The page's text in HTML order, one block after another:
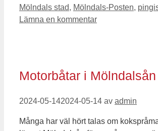
Mölndals stad, Mölndals-Posten,
Lämna en kommentar
Motorbåtar i Mölndalsån
2024-05-142024-05-14 av admin
Många har väl hört talas om